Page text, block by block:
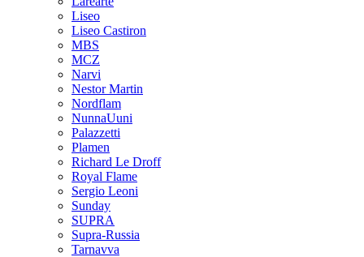
Liseo
Liseo Castiron
MBS
MCZ
Narvi
Nestor Martin
Nordflam
NunnaUuni
Palazzetti
Plamen
Richard Le Droff
Royal Flame
Sergio Leoni
Sunday
SUPRA
Supra-Russia
Tarnavva